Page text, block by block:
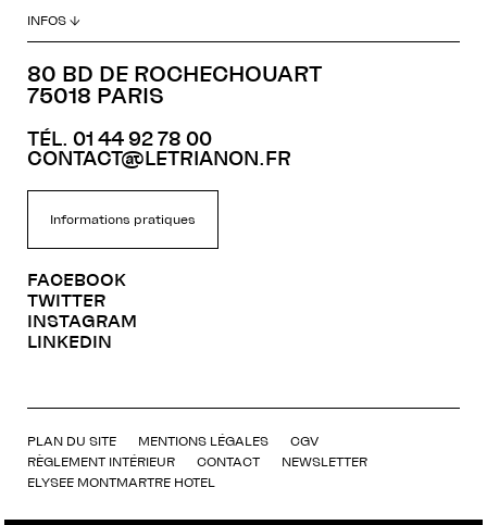
INFOS ↓
80 BD DE ROCHECHOUART
75018 PARIS
TÉL. 01 44 92 78 00
CONTACT@LETRIANON.FR
Informations pratiques
FACEBOOK
TWITTER
INSTAGRAM
LINKEDIN
PLAN DU SITE MENTIONS LÉGALES
CGV
RÈGLEMENT INTÉRIEUR
CONTACT
NEWSLETTER
ELYSEE MONTMARTRE HOTEL